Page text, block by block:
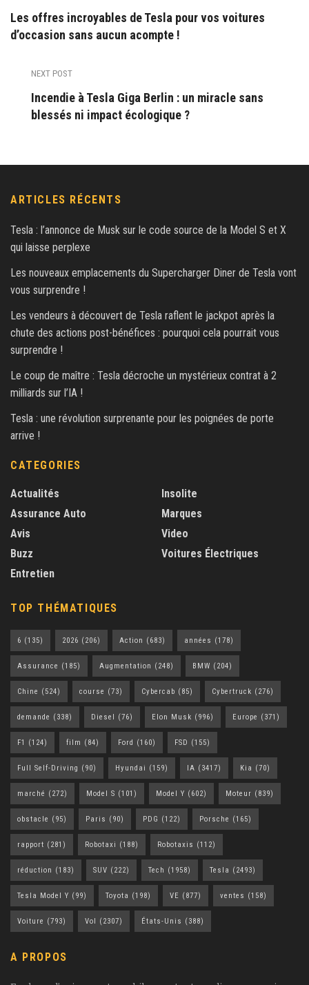
Les offres incroyables de Tesla pour vos voitures
d’occasion sans aucun acompte !
NEXT POST
Incendie à Tesla Giga Berlin : un miracle sans
blessés ni impact écologique ?
ARTICLES RÉCENTS
Tesla : l’annonce de Musk sur le code source de la Model S et X
qui laisse perplexe
Les nouveaux emplacements du Supercharger Diner de Tesla vont
vous surprendre !
Les vendeurs à découvert de Tesla raflent le jackpot après la
chute des actions post-bénéfices : pourquoi cela pourrait vous
surprendre !
Le coup de maître : Tesla décroche un mystérieux contrat à 2
milliards sur l’IA !
Tesla : une révolution surprenante pour les poignées de porte
arrive !
CATEGORIES
Actualités
Assurance Auto
Avis
Buzz
Entretien
Insolite
Marques
Video
Voitures Électriques
TOP THÉMATIQUES
6 (135) 2026 (206) Action (683) années (178)
Assurance (185) Augmentation (248) BMW (204)
Chine (524) course (73) Cybercab (85) Cybertruck (276)
demande (338) Diesel (76) Elon Musk (996) Europe (371)
F1 (124) film (84) Ford (160) FSD (155)
Full Self-Driving (90) Hyundai (159) IA (3417) Kia (70)
marché (272) Model S (101) Model Y (602) Moteur (839)
obstacle (95) Paris (90) PDG (122) Porsche (165)
rapport (281) Robotaxi (188) Robotaxis (112)
réduction (183) SUV (222) Tech (1958) Tesla (2493)
Tesla Model Y (99) Toyota (198) VE (877) ventes (158)
Voiture (793) Vol (2307) États-Unis (388)
A PROPOS